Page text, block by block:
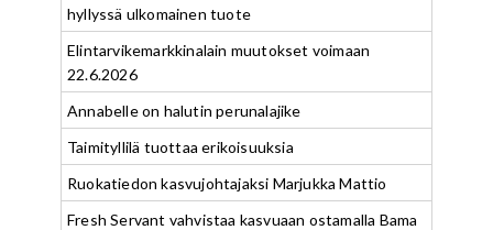
hyllyssä ulkomainen tuote
Elintarvikemarkkinalain muutokset voimaan
22.6.2026
Annabelle on halutin perunalajike
Taimityllilä tuottaa erikoisuuksia
Ruokatiedon kasvujohtajaksi Marjukka Mattio
Fresh Servant vahvistaa kasvuaan ostamalla Bama